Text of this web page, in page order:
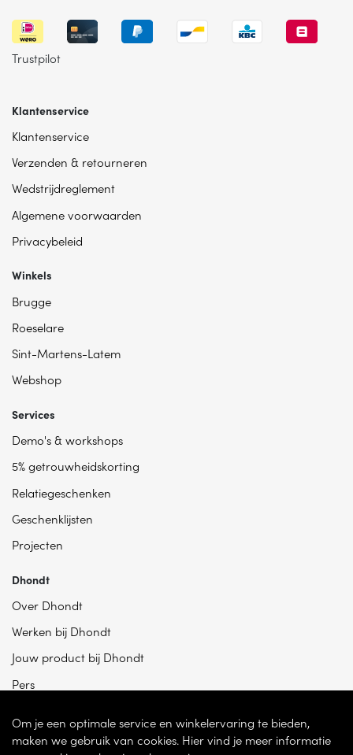
Trustpilot
Klantenservice
Klantenservice
Verzenden & retourneren
Wedstrijdreglement
Algemene voorwaarden
Privacybeleid
Winkels
Brugge
Roeselare
Sint-Martens-Latem
Webshop
Services
Demo's & workshops
5% getrouwheidskorting
Relatiegeschenken
Geschenklijsten
Projecten
Dhondt
Over Dhondt
Werken bij Dhondt
Jouw product bij Dhondt
Pers
Om je een optimale service en winkelervaring te bieden,
maken we gebruik van cookies. Hier vind je meer informatie